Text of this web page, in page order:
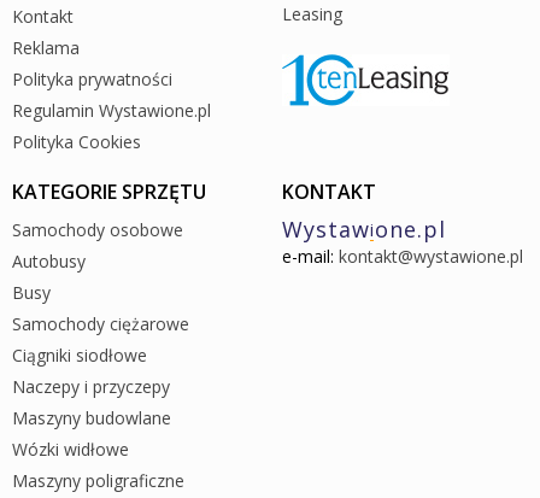
Kontakt
Reklama
Polityka prywatności
Regulamin Wystawione.pl
Polityka Cookies
Leasing
KATEGORIE SPRZĘTU
Samochody osobowe
Autobusy
Busy
Samochody ciężarowe
Ciągniki siodłowe
Naczepy i przyczepy
Maszyny budowlane
Wózki widłowe
Maszyny poligraficzne
KONTAKT
Wystawione.pl
e-mail: kontakt@wystawione.pl